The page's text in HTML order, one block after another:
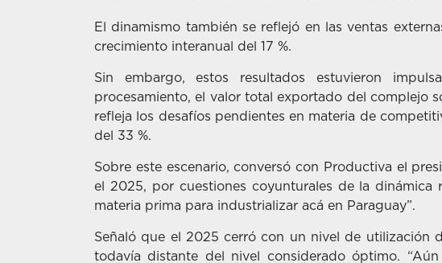
El dinamismo también se reflejó en las ventas
crecimiento interanual del 17 %.
Sin embargo, estos resultados estuvieron
procesamiento, el valor total exportado del complejo
refleja los desafíos pendientes en materia de
del 33 %.
Sobre este escenario, conversó con Productiva el
el 2025, por cuestiones coyunturales de la
materia prima para industrializar acá en Paraguay”.
Señaló que el 2025 cerró con un nivel de utilización
todavía distante del nivel considerado óptimo.